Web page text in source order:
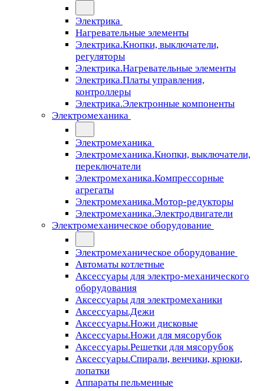
Электрика
Нагревательные элементы
Электрика.Кнопки, выключатели,
регуляторы
Электрика.Нагревательные элементы
Электрика.Платы управления,
контроллеры
Электрика.Электронные компоненты
Электромеханика
Электромеханика
Электромеханика.Кнопки, выключатели,
переключатели
Электромеханика.Компрессорные
агрегаты
Электромеханика.Мотор-редукторы
Электромеханика.Электродвигатели
Электромеханическое оборудование
Электромеханическое оборудование
Автоматы котлетные
Аксессуары для электро-механического
оборудования
Аксессуары для электромеханики
Аксессуары.Дежи
Аксессуары.Ножи дисковые
Аксессуары.Ножи для мясорубок
Аксессуары.Решетки для мясорубок
Аксессуары.Спирали, венчики, крюки,
лопатки
Аппараты пельменные